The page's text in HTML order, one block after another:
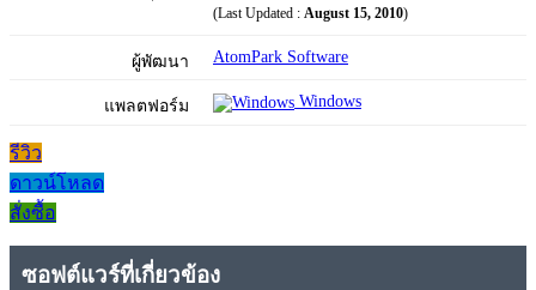
(Last Updated : August 15, 2010)
ผู้พัฒนา AtomPark Software
แพลตฟอร์ม Windows
รีวิว
ดาวน์โหลด
สั่งซื้อ
ซอฟต์แวร์ที่เกี่ยวข้อง